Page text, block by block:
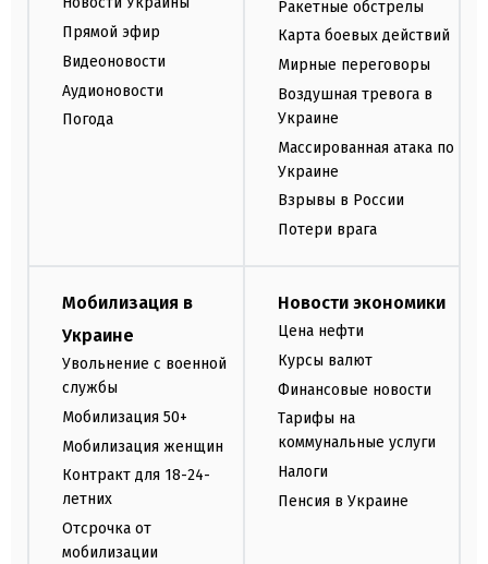
Прямой эфир
Видеоновости
Аудионовости
Погода
Ракетные обстрелы
Карта боевых действий
Мирные переговоры
Воздушная тревога в
Украине
Массированная атака по
Украине
Взрывы в России
Потери врага
Мобилизация в
Украине
Увольнение с военной
службы
Мобилизация 50+
Мобилизация женщин
Контракт для 18-24-
летних
Отсрочка от
мобилизации
Новости экономики
Цена нефти
Курсы валют
Финансовые новости
Тарифы на
коммунальные услуги
Налоги
Пенсия в Украине